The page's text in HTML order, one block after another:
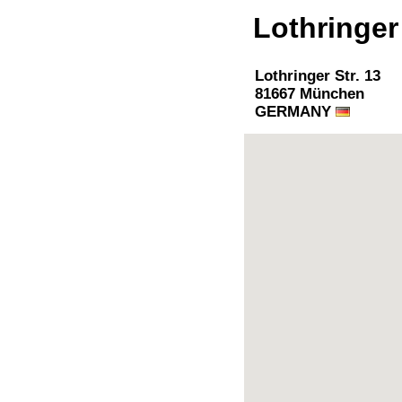
Lothringer Str. 13
81667 München
GERMANY